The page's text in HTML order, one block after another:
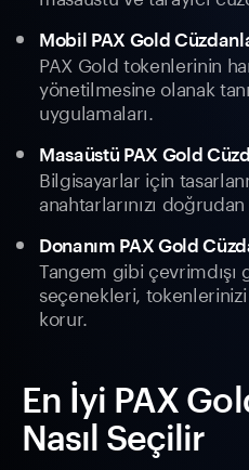
Mobil PAX Gold
PAX Gold tokenlerinin
yönetilmesine olanak
uygulamaları.
Masaüstü PAX Gold
Bilgisayarlar için
anahtarlarınızı
Donanım PAX Gold
Tangem gibi çevrimdışı
seçenekleri,
korur.
En İyi PAX
Nasıl Seçilir